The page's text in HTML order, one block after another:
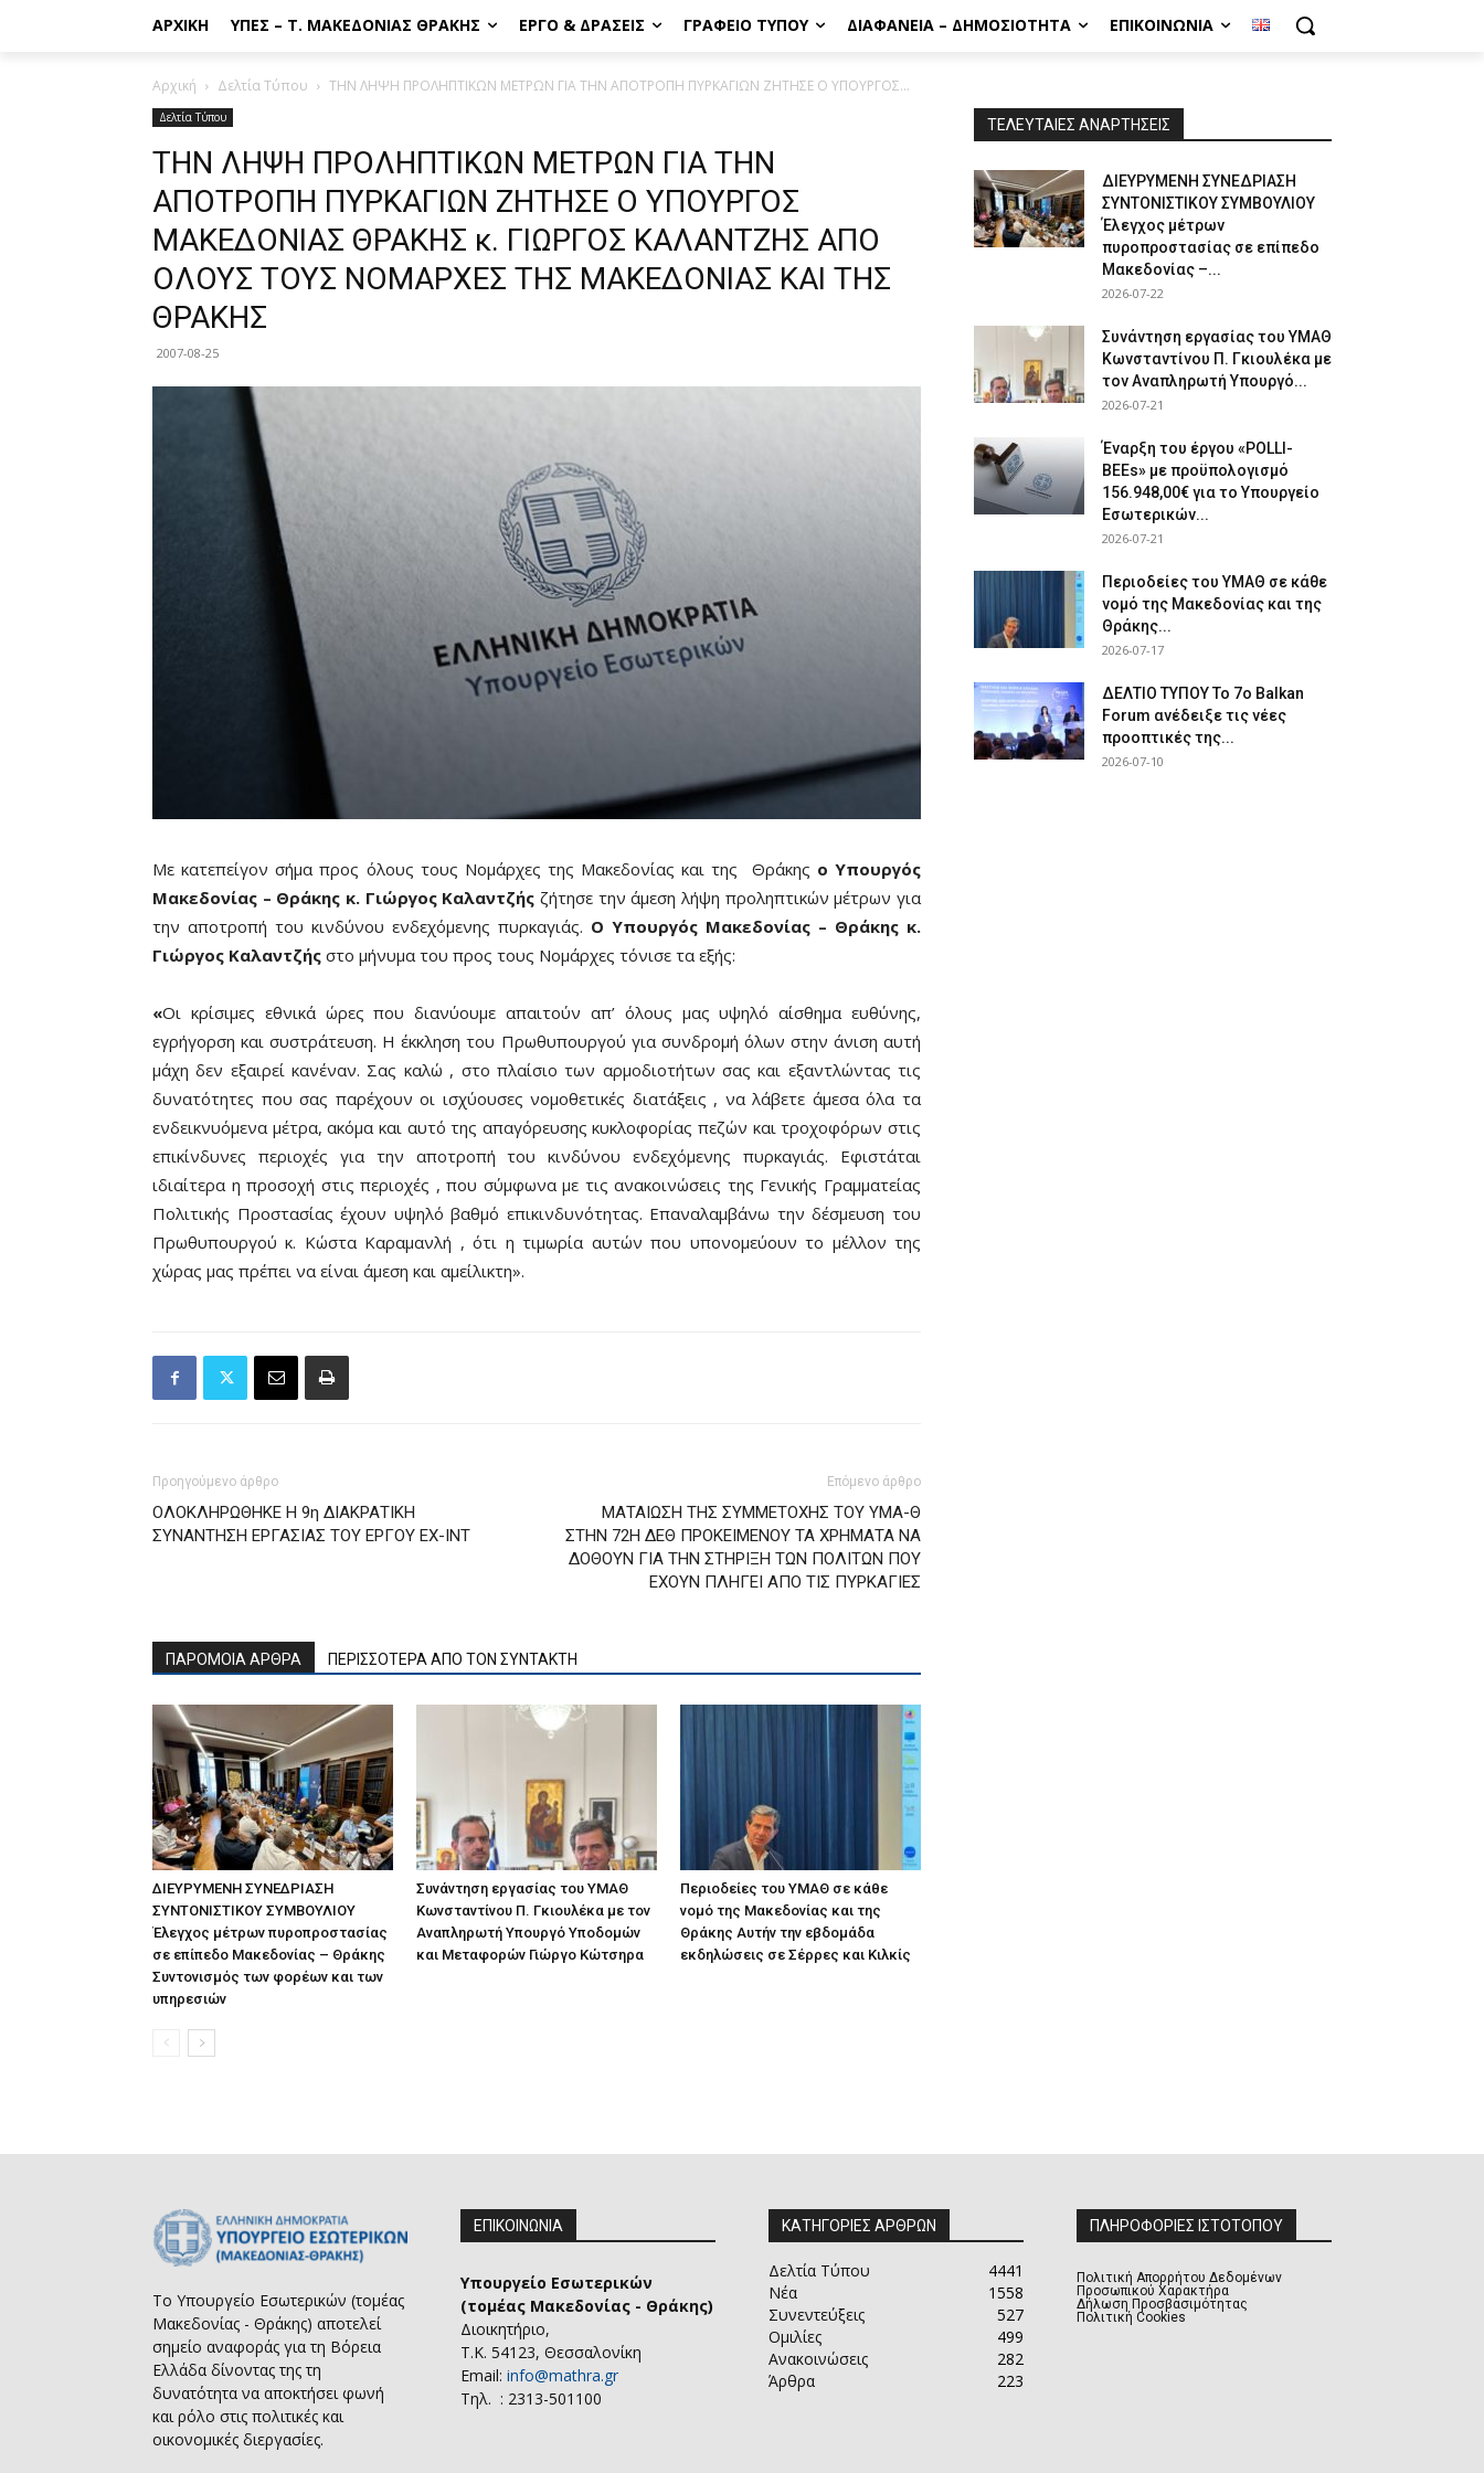
ΑΡΧΙΚΉ ΥΠΕΣ – Τ. ΜΑΚΕΔΟΝΊΑΣ ΘΡΆΚΗΣ ΈΡΓΟ & ΔΡΆΣΕΙΣ ΓΡΑΦΕΊΟ ΤΎΠΟΥ ΔΙΑΦΆΝΕΙΑ – ΔΗΜΟΣΙΌΤΗΤΑ ΕΠΙΚΟΙΝΩΝΊΑ
Αρχική Δελτία Τύπου ΤΗΝ ΛΗΨΗ ΠΡΟΛΗΠΤΙΚΩΝ ΜΕΤΡΩΝ ΓΙΑ ΤΗΝ ΑΠΟΤΡΟΠΗ ΠΥΡΚΑΓΙΩΝ ΖΗΤΗΣΕ Ο ΥΠΟΥΡΓΟΣ...
Δελτία Τύπου
ΤΗΝ ΛΗΨΗ ΠΡΟΛΗΠΤΙΚΩΝ ΜΕΤΡΩΝ ΓΙΑ ΤΗΝ
ΑΠΟΤΡΟΠΗ ΠΥΡΚΑΓΙΩΝ ΖΗΤΗΣΕ Ο ΥΠΟΥΡΓΟΣ
ΜΑΚΕΔΟΝΙΑΣ ΘΡΑΚΗΣ κ. ΓΙΩΡΓΟΣ ΚΑΛΑΝΤΖΗΣ ΑΠΟ
ΟΛΟΥΣ ΤΟΥΣ ΝΟΜΑΡΧΕΣ ΤΗΣ ΜΑΚΕΔΟΝΙΑΣ ΚΑΙ ΤΗΣ
ΘΡΑΚΗΣ
2007-08-25
Με κατεπείγον σήμα προς όλους τους Νομάρχες της Μακεδονίας και της Θράκης ο Υπουργός
Μακεδονίας – Θράκης κ. Γιώργος Καλαντζής ζήτησε την άμεση λήψη προληπτικών μέτρων για
την αποτροπή του κινδύνου ενδεχόμενης πυρκαγιάς. Ο Υπουργός Μακεδονίας – Θράκης κ.
Γιώργος Καλαντζής στο μήνυμα του προς τους Νομάρχες τόνισε τα εξής:
«Οι κρίσιμες εθνικά ώρες που διανύουμε απαιτούν απ’ όλους μας υψηλό αίσθημα ευθύνης,
εγρήγορση και συστράτευση. Η έκκληση του Πρωθυπουργού για συνδρομή όλων στην άνιση αυτή
μάχη δεν εξαιρεί κανέναν. Σας καλώ , στο πλαίσιο των αρμοδιοτήτων σας και εξαντλώντας τις
δυνατότητες που σας παρέχουν οι ισχύουσες νομοθετικές διατάξεις , να λάβετε άμεσα όλα τα
ενδεικνυόμενα μέτρα, ακόμα και αυτό της απαγόρευσης κυκλοφορίας πεζών και τροχοφόρων στις
επικίνδυνες περιοχές για την αποτροπή του κινδύνου ενδεχόμενης πυρκαγιάς. Εφιστάται
ιδιαίτερα η προσοχή στις περιοχές , που σύμφωνα με τις ανακοινώσεις της Γενικής Γραμματείας
Πολιτικής Προστασίας έχουν υψηλό βαθμό επικινδυνότητας. Επαναλαμβάνω την δέσμευση του
Πρωθυπουργού κ. Κώστα Καραμανλή , ότι η τιμωρία αυτών που υπονομεύουν το μέλλον της
χώρας μας πρέπει να είναι άμεση και αμείλικτη».
Προηγούμενο άρθρο
ΟΛΟΚΛΗΡΩΘΗΚΕ Η 9η ΔΙΑΚΡΑΤΙΚΗ
ΣΥΝΑΝΤΗΣΗ ΕΡΓΑΣΙΑΣ ΤΟΥ ΕΡΓΟΥ ΕΧ-ΙΝΤ
Επόμενο άρθρο
ΜΑΤΑΙΩΣΗ ΤΗΣ ΣΥΜΜΕΤΟΧΗΣ ΤΟΥ ΥΜΑ-Θ
ΣΤΗΝ 72Η ΔΕΘ ΠΡΟΚΕΙΜΕΝΟΥ ΤΑ ΧΡΗΜΑΤΑ ΝΑ
ΔΟΘΟΥΝ ΓΙΑ ΤΗΝ ΣΤΗΡΙΞΗ ΤΩΝ ΠΟΛΙΤΩΝ ΠΟΥ
ΕΧΟΥΝ ΠΛΗΓΕΙ ΑΠΟ ΤΙΣ ΠΥΡΚΑΓΙΕΣ
ΠΑΡΟΜΟΙΑ ΑΡΘΡΑ ΠΕΡΙΣΣΟΤΕΡΑ ΑΠΟ ΤΟΝ ΣΥΝΤΑΚΤΗ
ΔΙΕΥΡΥΜΕΝΗ ΣΥΝΕΔΡΙΑΣΗ
ΣΥΝΤΟΝΙΣΤΙΚΟΥ ΣΥΜΒΟΥΛΙΟΥ
Έλεγχος μέτρων πυροπροστασίας
σε επίπεδο Μακεδονίας – Θράκης
Συντονισμός των φορέων και των
υπηρεσιών
Συνάντηση εργασίας του ΥΜΑΘ
Κωνσταντίνου Π. Γκιουλέκα με τον
Αναπληρωτή Υπουργό Υποδομών
και Μεταφορών Γιώργο Κώτσηρα
Περιοδείες του ΥΜΑΘ σε κάθε
νομό της Μακεδονίας και της
Θράκης Αυτήν την εβδομάδα
εκδηλώσεις σε Σέρρες και Κιλκίς
ΤΕΛΕΥΤΑΙΕΣ ΑΝΑΡΤΗΣΕΙΣ
ΔΙΕΥΡΥΜΕΝΗ ΣΥΝΕΔΡΙΑΣΗ
ΣΥΝΤΟΝΙΣΤΙΚΟΥ ΣΥΜΒΟΥΛΙΟΥ
Έλεγχος μέτρων
πυροπροστασίας σε επίπεδο
Μακεδονίας –...
2026-07-22
Συνάντηση εργασίας του ΥΜΑΘ
Κωνσταντίνου Π. Γκιουλέκα με
τον Αναπληρωτή Υπουργό...
2026-07-21
Έναρξη του έργου «POLLI-
BEEs» με προϋπολογισμό
156.948,00€ για το Υπουργείο
Εσωτερικών...
2026-07-21
Περιοδείες του ΥΜΑΘ σε κάθε
νομό της Μακεδονίας και της
Θράκης...
2026-07-17
ΔΕΛΤΙΟ ΤΥΠΟΥ Το 7ο Balkan
Forum ανέδειξε τις νέες
προοπτικές της...
2026-07-10
Το Υπουργείο Εσωτερικών (τομέας
Μακεδονίας - Θράκης) αποτελεί
σημείο αναφοράς για τη Βόρεια
Ελλάδα δίνοντας της τη
δυνατότητα να αποκτήσει φωνή
και ρόλο στις πολιτικές και
οικονομικές διεργασίες.
ΕΠΙΚΟΙΝΩΝΙΑ
Υπουργείο Εσωτερικών
(τομέας Μακεδονίας - Θράκης)
Διοικητήριο,
Τ.Κ. 54123, Θεσσαλονίκη
Email: info@mathra.gr
Τηλ. : 2313-501100
ΚΑΤΗΓΟΡΙΕΣ ΑΡΘΡΩΝ
Δελτία Τύπου
4441
Νέα
1558
Συνεντεύξεις
527
Ομιλίες
499
Ανακοινώσεις
282
Άρθρα
223
ΠΛΗΡΟΦΟΡΙΕΣ ΙΣΤΟΤΟΠΟΥ
Πολιτική Απορρήτου Δεδομένων
Προσωπικού Χαρακτήρα
Δήλωση Προσβασιμότητας
Πολιτική Cookies